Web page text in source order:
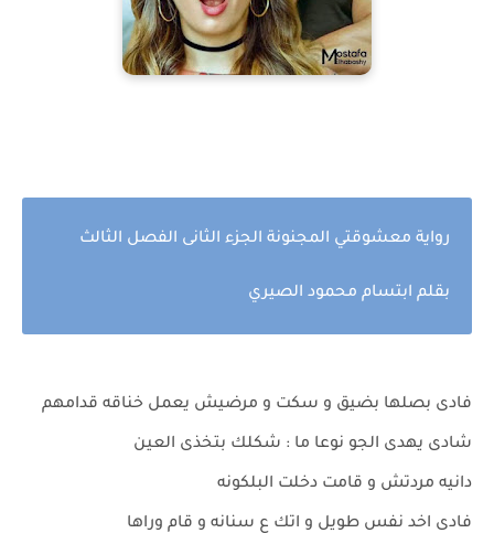
رواية معشوقتي المجنونة الجزء الثانى الفصل الثالث
بقلم ابتسام محمود الصيري
فادى بصلها بضيق و سكت و مرضيش يعمل خناقه قدامهم
شادى يهدى الجو نوعا ما : شكلك بتخذى العين
دانيه مردتش و قامت دخلت البلكونه
فادى اخد نفس طويل و اتك ع سنانه و قام وراها